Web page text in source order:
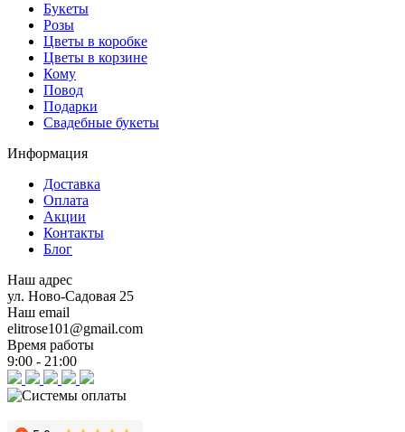
Букеты
Розы
Цветы в коробке
Цветы в корзине
Кому
Повод
Подарки
Свадебные букеты
Информация
Доставка
Оплата
Акции
Контакты
Блог
Наш адрес
ул. Ново-Садовая 25
Наш email
elitrose101@gmail.com
Время работы
9:00 - 21:00